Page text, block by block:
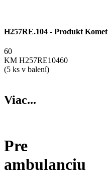
H257RE.104 - Produkt Komet
60
KM H257RE10460
(5 ks v balení)
Viac...
Pre
ambulanciu